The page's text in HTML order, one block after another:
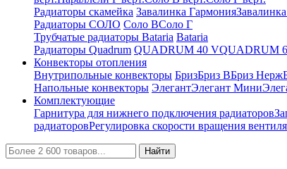
Радиаторы скамейка Завалинка Гармония
Радиаторы СОЛО Соло ВСоло Г
Трубчатые радиаторы Bataria Bataria
Радиаторы Quadrum QUADRUM 40 VQUADRUM
Конвекторы отопления
Внутрипольные конвекторы БризБриз ВБриз Нерж
Напольные конвекторы ЭлегантЭлегант Мини
Комплектующие
Гарнитура для нижнего подключения радиаторов
радиаторовРегулировка скорости вращения
Найти